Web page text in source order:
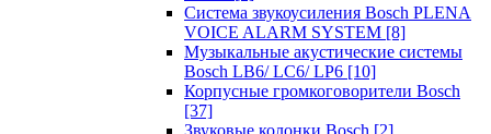
Система звукоусиления Bosch PLENA
VOICE ALARM SYSTEM [8]
Музыкальные акустические системы
Bosch LB6/ LC6/ LP6 [10]
Корпусные громкоговорители Bosch
[37]
Звуковые колонки Bosch [2]